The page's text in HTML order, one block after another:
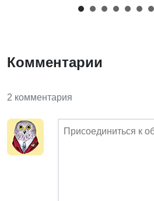
Комментарии
2 комментария